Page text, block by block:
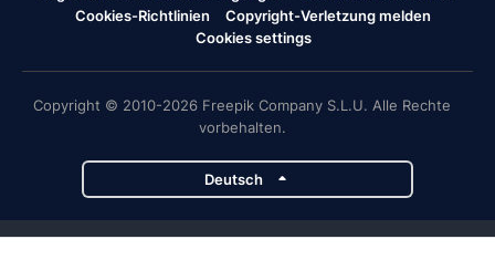
Cookies-Richtlinien
Copyright-Verletzung melden
Cookies settings
Copyright © 2010-2026 Freepik Company S.L.U. Alle Rechte
vorbehalten.
Deutsch